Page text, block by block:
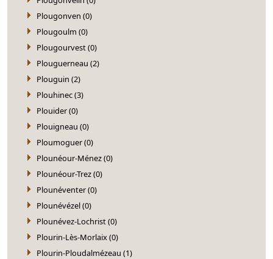
Plougonven (0)
Plougoulm (0)
Plougourvest (0)
Plouguerneau (2)
Plouguin (2)
Plouhinec (3)
Plouider (0)
Plouigneau (0)
Ploumoguer (0)
Plounéour-Ménez (0)
Plounéour-Trez (0)
Plounéventer (0)
Plounévézel (0)
Plounévez-Lochrist (0)
Plourin-Lès-Morlaix (0)
Plourin-Ploudalmézeau (1)